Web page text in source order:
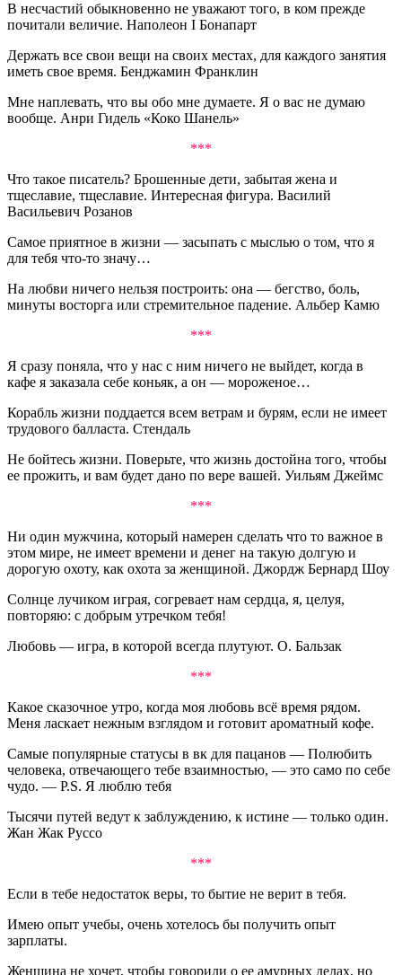
В несчастий обыкновенно не уважают того, в ком прежде
почитали величие. Наполеон I Бонапарт
Держать все свои вещи на своих местах, для каждого занятия
иметь свое время. Бенджамин Франклин
Мне наплевать, что вы обо мне думаете. Я о вас не думаю
вообще. Анри Гидель «Коко Шанель»
***
Что такое писатель? Брошенные дети, забытая жена и
тщеславие, тщеславие. Интересная фигура. Василий
Васильевич Розанов
Самое приятное в жизни — засыпать с мыслью о том, что я
для тебя что-то значу…
На любви ничего нельзя построить: она — бегство, боль,
минуты восторга или стремительное падение. Альбер Камю
***
Я сразу поняла, что у нас с ним ничего не выйдет, когда в
кафе я заказала себе коньяк, а он — мороженое…
Корабль жизни поддается всем ветрам и бурям, если не имеет
трудового балласта. Стендаль
Не бойтесь жизни. Поверьте, что жизнь достойна того, чтобы
ее прожить, и вам будет дано по вере вашей. Уильям Джеймс
***
Ни один мужчина, который намерен сделать что то важное в
этом мире, не имеет времени и денег на такую долгую и
дорогую охоту, как охота за женщиной. Джордж Бернард Шоу
Солнце лучиком играя, согревает нам сердца, я, целуя,
повторяю: с добрым утречком тебя!
Любовь — игра, в которой всегда плутуют. О. Бальзак
***
Какое сказочное утро, когда моя любовь всё время рядом.
Меня ласкает нежным взглядом и готовит ароматный кофе.
Самые популярные статусы в вк для пацанов — Полюбить
человека, отвечающего тебе взаимностью, — это само по себе
чудо. — P.S. Я люблю тебя
Тысячи путей ведут к заблуждению, к истине — только один.
Жан Жак Руссо
***
Если в тебе недостаток веры, то бытие не верит в тебя.
Имею опыт учебы, очень хотелось бы получить опыт
зарплаты.
Женщина не хочет, чтобы говорили о ее амурных делах, но